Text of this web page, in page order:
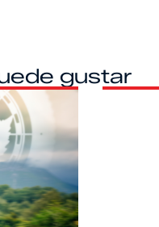
gustar